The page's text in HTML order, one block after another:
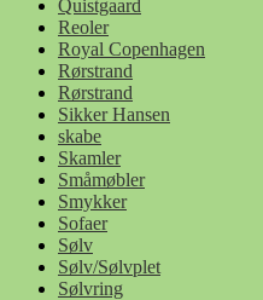
Quistgaard
Reoler
Royal Copenhagen
Rørstrand
Rørstrand
Sikker Hansen
skabe
Skamler
Småmøbler
Smykker
Sofaer
Sølv
Sølv/Sølvplet
Sølvring